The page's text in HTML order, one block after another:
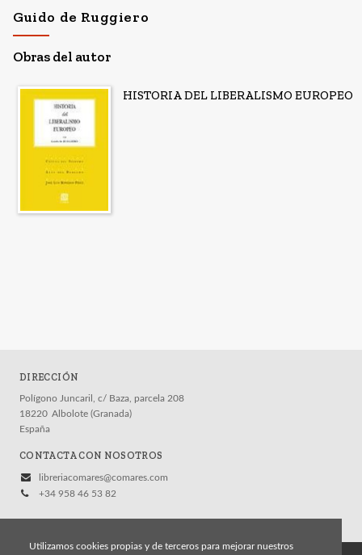
Guido de Ruggiero
Obras del autor
HISTORIA DEL LIBERALISMO EUROPEO
DIRECCIÓN
Polígono Juncaril, c/ Baza, parcela 208
18220 Albolote (Granada)
España
CONTACTA CON NOSOTROS
libreriacomares@comares.com
+34 958 46 53 82
Utilizamos cookies propias y de terceros para mejorar nuestros